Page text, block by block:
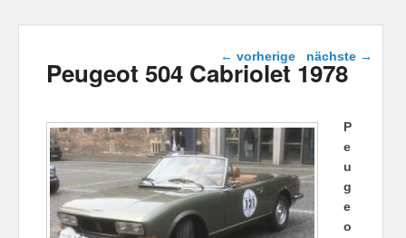
Monschau
Beitragsnavigation
← vorherige nächste →
Peugeot 504 Cabriolet 1978
P
e
u
g
e
o